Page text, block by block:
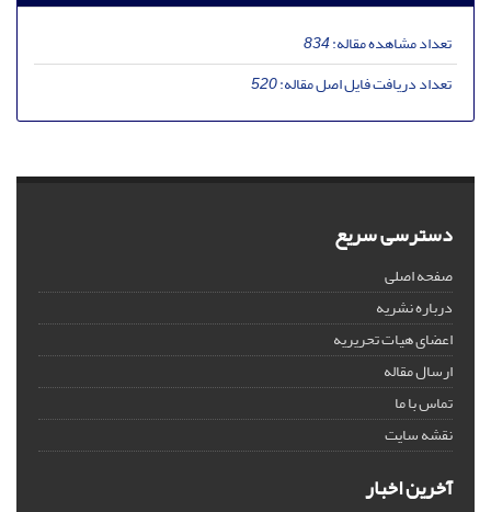
تعداد مشاهده مقاله:834
تعداد دریافت فایل اصل مقاله:520
دسترسی سریع
صفحه اصلی
درباره نشریه
اعضای هیات تحریریه
ارسال مقاله
تماس با ما
نقشه سایت
آخرین اخبار